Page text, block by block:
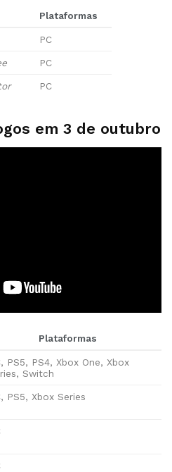
Plataformas
PC
PC
PC
em 3 de outubro
Plataformas
PS5, PS4, Xbox One, Xbox
Switch
PS5, Xbox Series